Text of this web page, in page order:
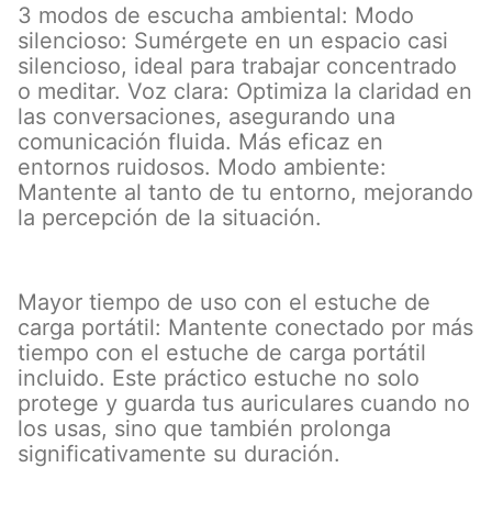
3 modos de escucha ambiental: Modo
silencioso: Sumérgete en un espacio casi
silencioso, ideal para trabajar concentrado
o meditar. Voz clara: Optimiza la claridad en
las conversaciones, asegurando una
comunicación fluida. Más eficaz en
entornos ruidosos. Modo ambiente:
Mantente al tanto de tu entorno, mejorando
la percepción de la situación.
Mayor tiempo de uso con el estuche de
carga portátil: Mantente conectado por más
tiempo con el estuche de carga portátil
incluido. Este práctico estuche no solo
protege y guarda tus auriculares cuando no
los usas, sino que también prolonga
significativamente su duración.